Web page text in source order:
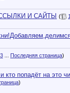
И САЙТЫ (
3 Последняя страница)
кто попадёт на это
)